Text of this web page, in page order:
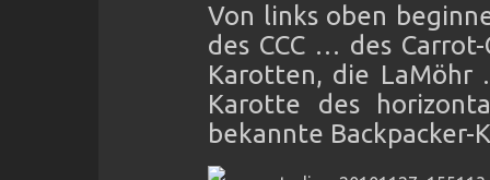
Von links oben
des CCC … des Carrot-
Karotten, die LaMöhr
Karotte des
bekannte